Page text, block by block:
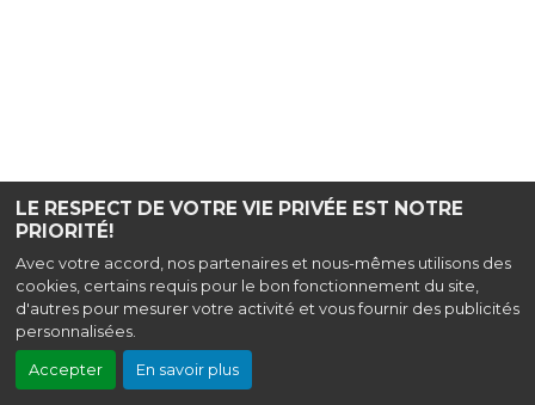
LE RESPECT DE VOTRE VIE PRIVÉE EST NOTRE
PRIORITÉ!
Avec votre accord, nos partenaires et nous-mêmes utilisons des
cookies, certains requis pour le bon fonctionnement du site,
d'autres pour mesurer votre activité et vous fournir des publicités
personnalisées.
Accepter En savoir plus